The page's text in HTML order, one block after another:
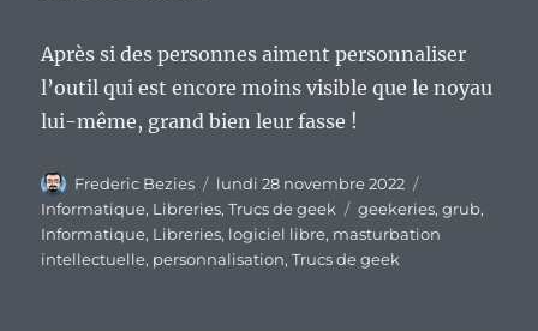
Après si des personnes aiment personnaliser
l’outil qui est encore moins visible que le noyau
lui-même, grand bien leur fasse !
Auteur
Frederic Bezies
Publié
le
lundi 28 novembre 2022
Informatique, Libreries,Trucs de geek Étiquettes
geekeries,grub,
Informatique, Libreries, logiciel libre, masturbation
intellectuelle, personnalisation,Trucs de geek